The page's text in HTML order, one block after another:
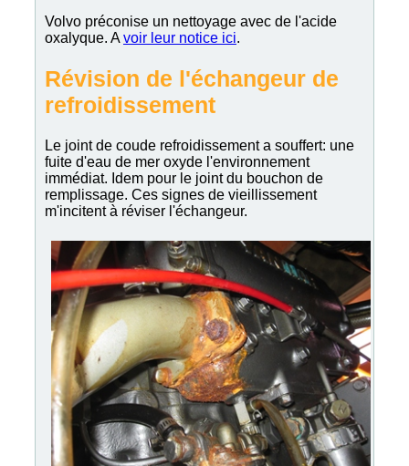
Volvo préconise un nettoyage avec de l'acide
oxalyque. Avoir leur notice ici.
Révision de l'échangeur de
refroidissement
Le joint de coude refroidissement a souffert: une
fuite d'eau de mer oxyde l'environnement
immédiat. Idem pour le joint du bouchon de
remplissage. Ces signes de vieillissement
m'incitent à réviser l'échangeur.